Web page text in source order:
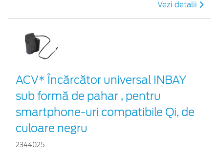
Vezi detalii
ACV* Încărcător universal INBAY
sub formă de pahar , pentru
smartphone-uri compatibile Qi, de
culoare negru
2344025